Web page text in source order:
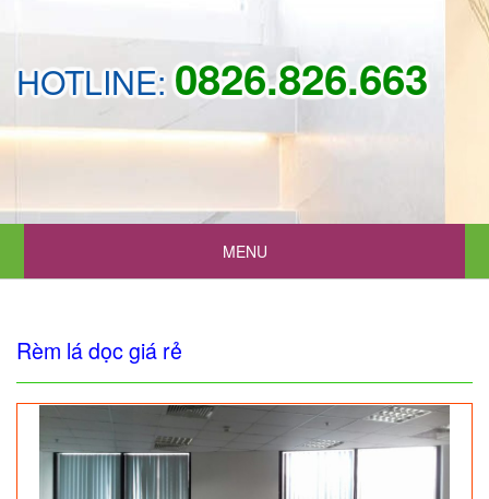
HOTLINE:0826.826.663
MENU
Rèm lá dọc giá rẻ